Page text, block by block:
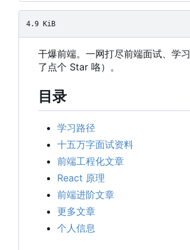
4.9 KiB
干爆前端。一网打尽前端面试、学
了点个 Star 咯）。
目录
学习路径
十五万字面试资料
前端工程化文章
React 原理
前端进阶文章
更多文章
个人信息